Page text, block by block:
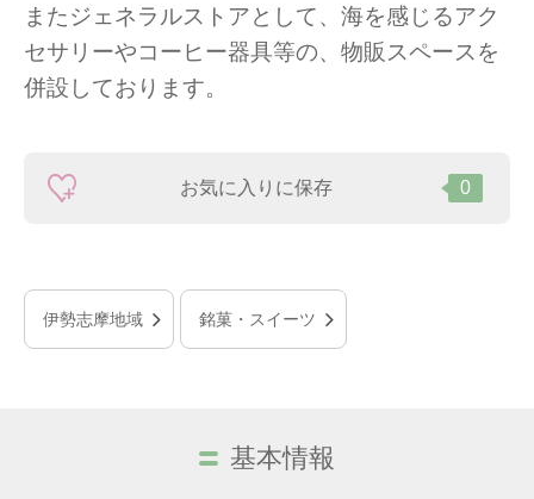
またジェネラルストアとして、海を感じるアク
セサリーやコーヒー器具等の、物販スペースを
併設しております。
お気に入りに保存 0
伊勢志摩地域 銘菓・スイーツ
基本情報